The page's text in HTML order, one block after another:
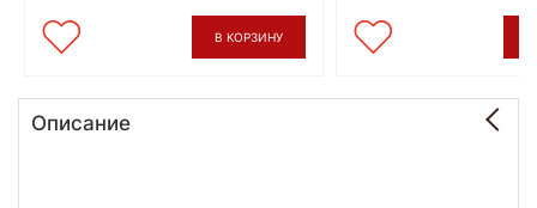
В КОРЗИНУ
Описание